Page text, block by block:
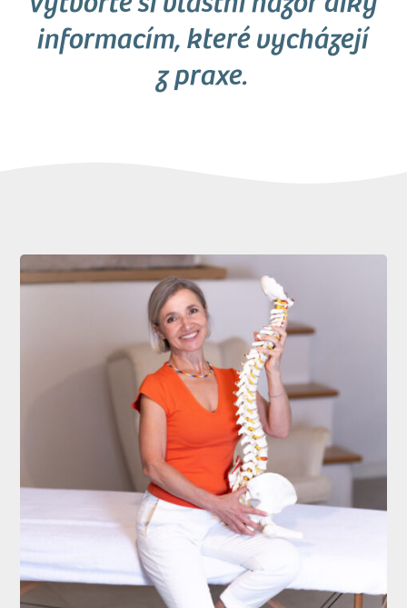
Vytvořte si vlastní názor díky
informacím, které vycházejí
z praxe.